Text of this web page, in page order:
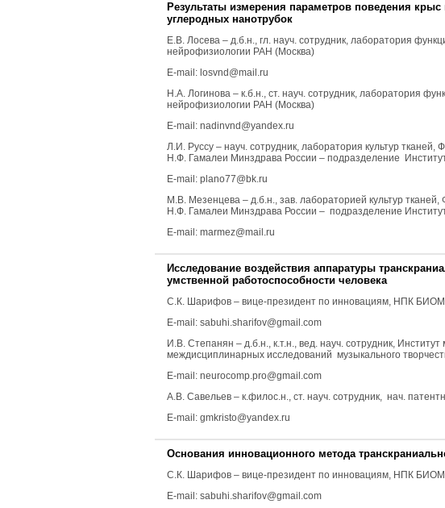
Результаты измерения параметров поведения
углеродных нанотрубок
Е.В. Лосева – д.б.н., гл. науч. сотрудник, лаборатория
нейрофизиологии РАН (Москва)
E-mail: losvnd@mail.ru
Н.А. Логинова – к.б.н., ст. науч. сотрудник, лаборатория
нейрофизиологии РАН (Москва)
E-mail: nadinvnd@yandex.ru
Л.И. Руссу – науч. сотрудник, лаборатория культур
Н.Ф. Гамалеи Минздрава России – подразделение
E-mail: plano77@bk.ru
М.В. Мезенцева – д.б.н., зав. лабораторией культур
Н.Ф. Гамалеи Минздрава России – подразделение
E-mail: marmez@mail.ru
Исследование воздействия аппаратуры
умственной работоспособности человека
С.К. Шарифов – вице-президент по инновациям, НПК
E-mail: sabuhi.sharifov@gmail.com
И.В. Степанян – д.б.н., к.т.н., вед. науч. сотрудник,
междисциплинарных исследований музыкального
E-mail: neurocomp.pro@gmail.com
А.В. Савельев – к.филос.н., ст. науч. сотрудник, нач.
E-mail: gmkristo@yandex.ru
Основания инновационного метода
С.К. Шарифов – вице-президент по инновациям, НПК
E-mail: sabuhi.sharifov@gmail.com